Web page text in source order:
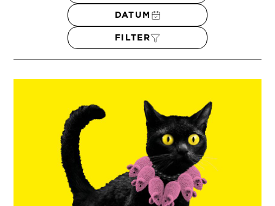
DATUM
FILTER